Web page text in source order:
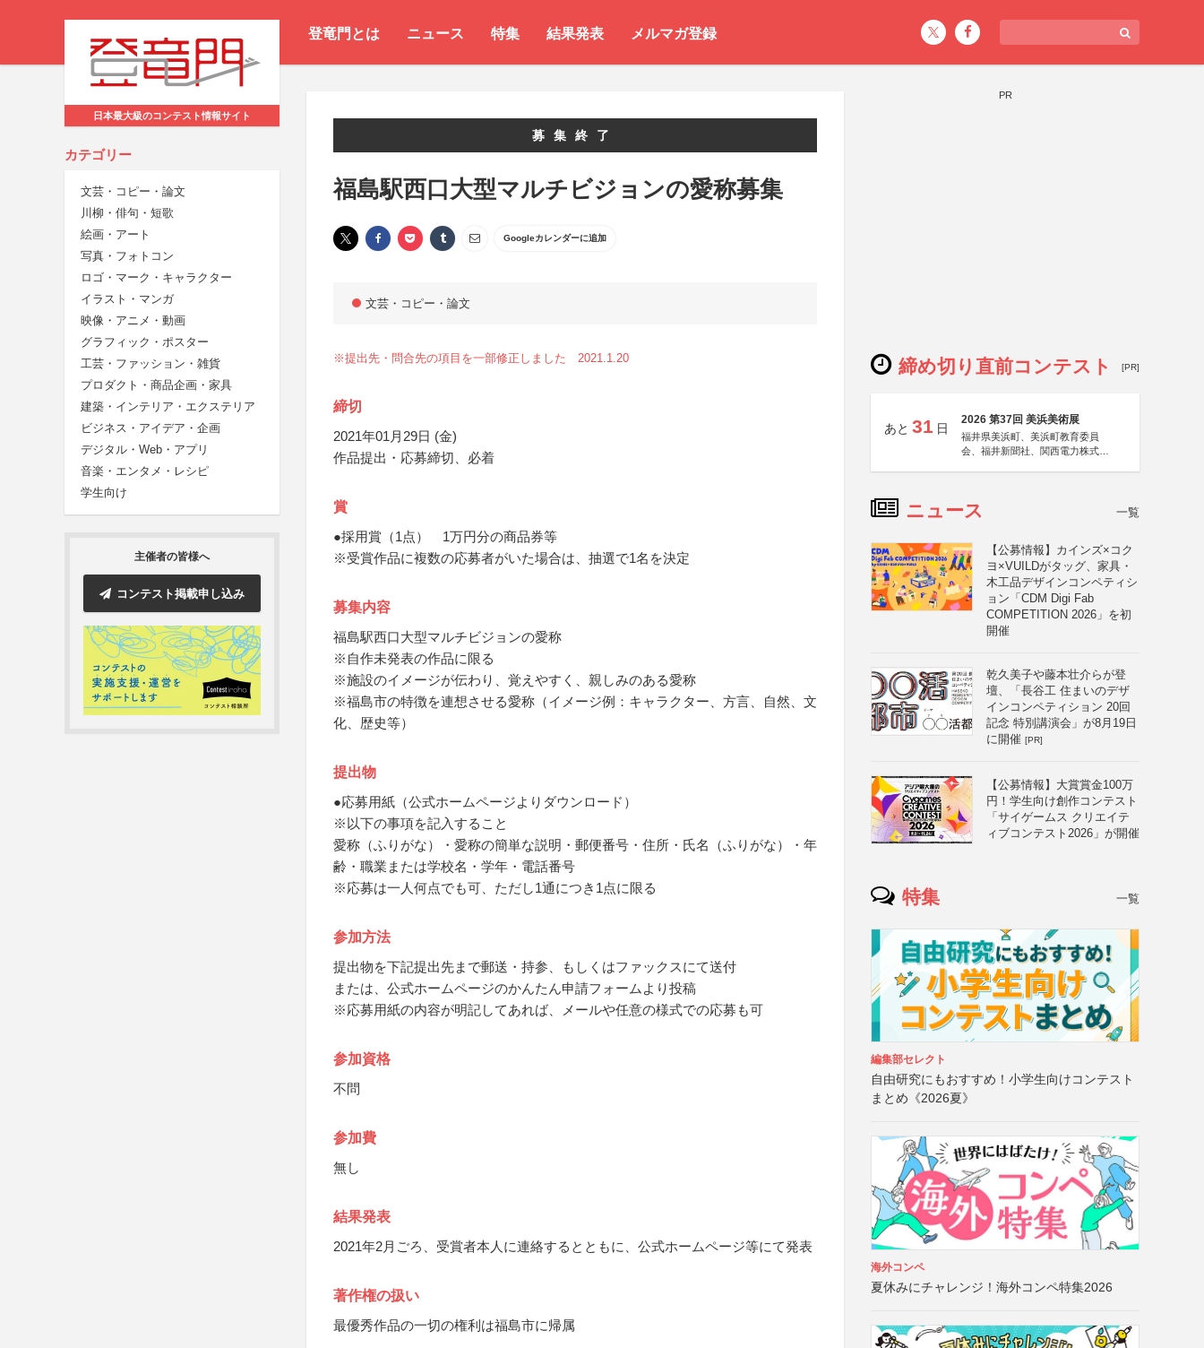
登竜門とは ニュース 特集 結果発表 メルマガ登録
日本最大級のコンテスト情報サイト
カテゴリー
文芸・コピー・論文
川柳・俳句・短歌
絵画・アート
写真・フォトコン
ロゴ・マーク・キャラクター
イラスト・マンガ
映像・アニメ・動画
グラフィック・ポスター
工芸・ファッション・雑貨
プロダクト・商品企画・家具
建築・インテリア・エクステリア
ビジネス・アイデア・企画
デジタル・Web・アプリ
音楽・エンタメ・レシピ
学生向け
主催者の皆様へ
コンテスト掲載申し込み
募集終了
福島駅西口大型マルチビジョンの愛称募集
Googleカレンダーに追加
文芸・コピー・論文
※提出先・問合先の項目を一部修正しました 2021.1.20
締切
2021年01月29日 (金)
作品提出・応募締切、必着
賞
●採用賞（1点） 1万円分の商品券等
※受賞作品に複数の応募者がいた場合は、抽選で1名を決定
募集内容
福島駅西口大型マルチビジョンの愛称
※自作未発表の作品に限る
※施設のイメージが伝わり、覚えやすく、親しみのある愛称
※福島市の特徴を連想させる愛称（イメージ例：キャラクター、方言、自然、文
化、歴史等）
提出物
●応募用紙（公式ホームページよりダウンロード）
※以下の事項を記入すること
愛称（ふりがな）・愛称の簡単な説明・郵便番号・住所・氏名（ふりがな）・年
齢・職業または学校名・学年・電話番号
※応募は一人何点でも可、ただし1通につき1点に限る
参加方法
提出物を下記提出先まで郵送・持参、もしくはファックスにて送付
または、公式ホームページのかんたん申請フォームより投稿
※応募用紙の内容が明記してあれば、メールや任意の様式での応募も可
参加資格
不問
参加費
無し
結果発表
2021年2月ごろ、受賞者本人に連絡するとともに、公式ホームページ等にて発表
著作権の扱い
最優秀作品の一切の権利は福島市に帰属
PR
締め切り直前コンテスト [PR]
あと 31 日
2026 第37回 美浜美術展
福井県美浜町、美浜町教育委員
会、福井新聞社、関西電力株式会
ニュース 一覧
【公募情報】カインズ×コク
ヨ×VUILDがタッグ、家具・
木工品デザインコンペティシ
ョン「CDM Digi Fab
COMPETITION 2026」を初
開催
乾久美子や藤本壮介らが登
壇、「長谷工 住まいのデザ
インコンペティション 20回
記念 特別講演会」が8月19日
に開催 [PR]
【公募情報】大賞賞金100万
円！学生向け創作コンテスト
「サイゲームス クリエイテ
ィブコンテスト2026」が開催
特集 一覧
編集部セレクト
自由研究にもおすすめ！小学生向けコンテスト
まとめ《2026夏》
海外コンペ
夏休みにチャレンジ！海外コンペ特集2026